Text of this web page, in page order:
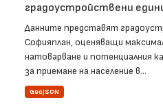
градоустройствени
Данните представят
Софияплан, оценяващи
натоварване и потенциалния
за приемане на население в...
GeoJSON